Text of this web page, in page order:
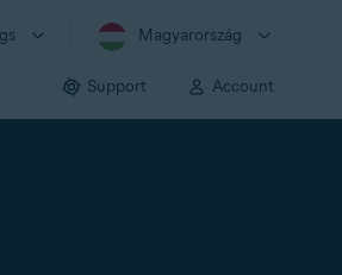
Magyarország
Support Account